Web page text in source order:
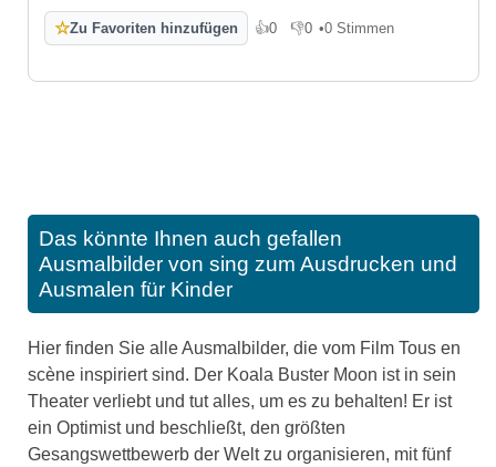
☆Zu Favoriten hinzufügen 👍0
Gefällt mir
👎0
Gefällt mir nicht
•0 Stimmen
Das könnte Ihnen auch gefallen
Ausmalbilder von sing zum Ausdrucken und
Ausmalen für Kinder
Hier finden Sie alle Ausmalbilder, die vom Film Tous en
scène inspiriert sind. Der Koala Buster Moon ist in sein
Theater verliebt und tut alles, um es zu behalten! Er ist
ein Optimist und beschließt, den größten
Gesangswettbewerb der Welt zu organisieren, mit fünf